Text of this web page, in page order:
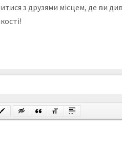
з друзями місцем, де ви